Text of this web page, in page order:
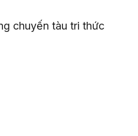
chuyến tàu tri thức